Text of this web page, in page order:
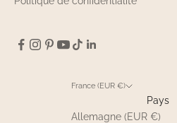
France (EUR €)
Pays
Allemagne (EUR €)